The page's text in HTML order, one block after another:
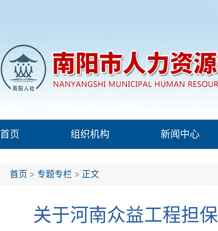
首页 组织机构 新闻中心
首页 > 专题专栏 > 正文
关于河南众益工程担